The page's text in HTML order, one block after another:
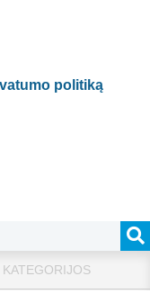
politiką.
KATEGORIJOS